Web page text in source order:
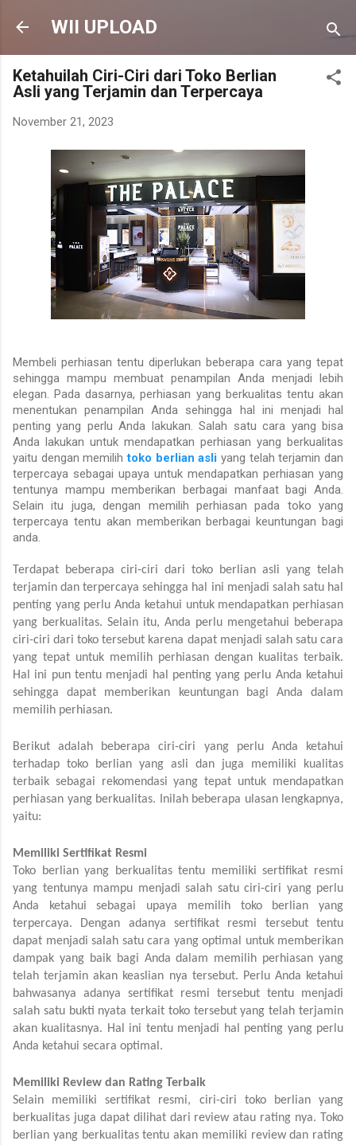
Langsung ke konten utama
WII UPLOAD
Ketahuilah Ciri-Ciri dari Toko Berlian
Asli yang Terjamin dan Terpercaya
November 21, 2023
Membeli perhiasan tentu diperlukan beberapa cara yang tepat
sehingga mampu membuat penampilan Anda menjadi lebih
elegan. Pada dasarnya, perhiasan yang berkualitas tentu akan
menentukan penampilan Anda sehingga hal ini menjadi hal
penting yang perlu Anda lakukan. Salah satu cara yang bisa
Anda lakukan untuk mendapatkan perhiasan yang berkualitas
yaitu dengan memilihtoko berlian asli yang telah terjamin dan
terpercaya sebagai upaya untuk mendapatkan perhiasan yang
tentunya mampu memberikan berbagai manfaat bagi Anda.
Selain itu juga, dengan memilih perhiasan pada toko yang
terpercaya tentu akan memberikan berbagai keuntungan bagi
anda.
Terdapat beberapa ciri-ciri dari toko berlian asli yang telah
terjamin dan terpercaya sehingga hal ini menjadi salah satu hal
penting yang perlu Anda ketahui untuk mendapatkan perhiasan
yang berkualitas. Selain itu, Anda perlu mengetahui beberapa
ciri-ciri dari toko tersebut karena dapat menjadi salah satu cara
yang tepat untuk memilih perhiasan dengan kualitas terbaik.
Hal ini pun tentu menjadi hal penting yang perlu Anda ketahui
sehingga dapat memberikan keuntungan bagi Anda dalam
memilih perhiasan.
Berikut adalah beberapa ciri-ciri yang perlu Anda ketahui
terhadap toko berlian yang asli dan juga memiliki kualitas
terbaik sebagai rekomendasi yang tepat untuk mendapatkan
perhiasan yang berkualitas. Inilah beberapa ulasan lengkapnya,
yaitu:
Memiliki Sertifikat Resmi
Toko berlian yang berkualitas tentu memiliki sertifikat resmi
yang tentunya mampu menjadi salah satu ciri-ciri yang perlu
Anda ketahui sebagai upaya memilih toko berlian yang
terpercaya. Dengan adanya sertifikat resmi tersebut tentu
dapat menjadi salah satu cara yang optimal untuk memberikan
dampak yang baik bagi Anda dalam memilih perhiasan yang
telah terjamin akan keaslian nya tersebut. Perlu Anda ketahui
bahwasanya adanya sertifikat resmi tersebut tentu menjadi
salah satu bukti nyata terkait toko tersebut yang telah terjamin
akan kualitasnya. Hal ini tentu menjadi hal penting yang perlu
Anda ketahui secara optimal.
Memiliki Review dan Rating Terbaik
Selain memiliki sertifikat resmi, ciri-ciri toko berlian yang
berkualitas juga dapat dilihat dari review atau rating nya. Toko
berlian yang berkualitas tentu akan memiliki review dan rating